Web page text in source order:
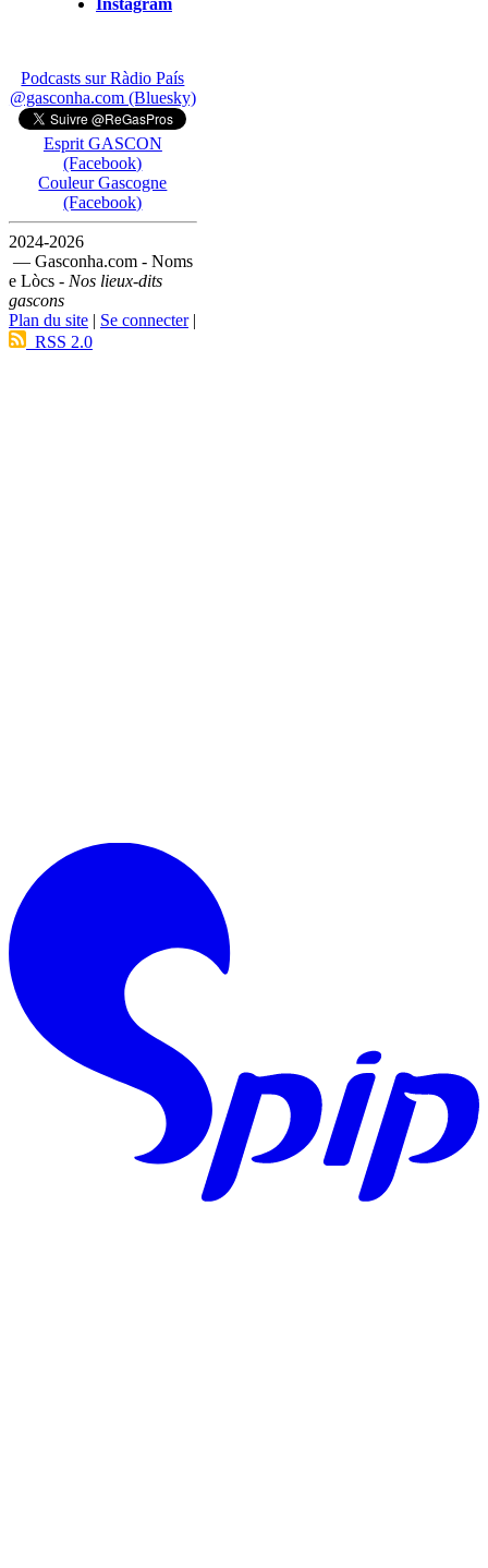
Podcasts sur Ràdio País
@gasconha.com (Bluesky)
Esprit GASCON
(Facebook)
Couleur Gascogne
(Facebook)
2024-2026
— Gasconha.com - Noms
e Lòcs - Nos lieux-dits
gascons
Plan du site | Se connecter|
RSS 2.0